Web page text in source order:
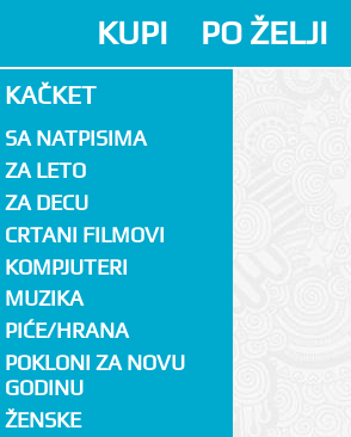
KUPI PO ŽELJI
KAČKET
SA NATPISIMA
ZA LETO
ZA DECU
CRTANI FILMOVI
KOMPJUTERI
MUZIKA
PIĆE/HRANA
POKLONI ZA NOVU
GODINU
ŽENSKE